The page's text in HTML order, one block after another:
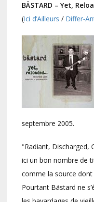
BÄSTARD – Yet,
(Ici d’Ailleurs / Differ-
septembre 2005.
"Radiant, Discharged,
ici un bon nombre de
comme la source
Pourtant Bästard ne